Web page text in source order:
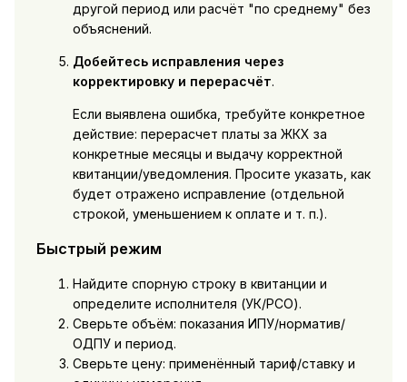
другой период или расчёт "по среднему" без
объяснений.
Добейтесь исправления через
корректировку и перерасчёт.
Если выявлена ошибка, требуйте конкретное
действие: перерасчет платы за ЖКХ за
конкретные месяцы и выдачу корректной
квитанции/уведомления. Просите указать, как
будет отражено исправление (отдельной
строкой, уменьшением к оплате и т. п.).
Быстрый режим
Найдите спорную строку в квитанции и
определите исполнителя (УК/РСО).
Сверьте объём: показания ИПУ/норматив/
ОДПУ и период.
Сверьте цену: применённый тариф/ставку и